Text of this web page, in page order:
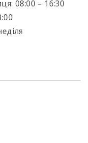
08:00 – 16:30